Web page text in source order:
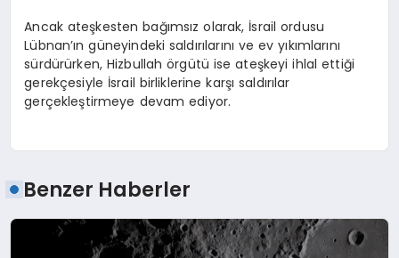
Ancak ateşkesten bağımsız olarak, İsrail ordusu
Lübnan’ın güneyindeki saldırılarını ve ev yıkımlarını
sürdürürken, Hizbullah örgütü ise ateşkeyi ihlal ettiği
gerekçesiyle İsrail birliklerine karşı saldırılar
gerçekleştirmeye devam ediyor.
Benzer Haberler